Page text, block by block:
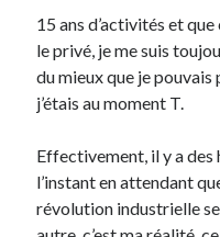
15 ans d’activités et
le privé, je me suis
du mieux que je pouvais
j’étais au moment T.
Effectivement, il y a des
l’instant en attendant
révolution industrielle se